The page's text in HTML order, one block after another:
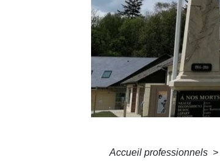
Accueil professionnels >